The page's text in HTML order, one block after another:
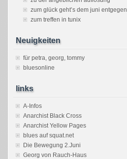
zum glück geht’s dem juni entgegen
zum treffen in tunix
Neuigkeiten
für petra, georg, tommy
bluesonline
links
A-Infos
Anarchist Black Cross
Anarchist Yellow Pages
blues auf squat.net
Die Bewegung 2.Juni
Georg von Rauch-Haus